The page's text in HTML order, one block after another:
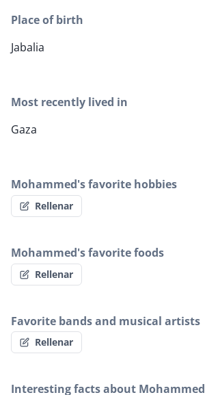
Place of birth
Jabalia
Most recently lived in
Gaza
Mohammed's favorite hobbies
Rellenar
Mohammed's favorite foods
Rellenar
Favorite bands and musical artists
Rellenar
Interesting facts about Mohammed